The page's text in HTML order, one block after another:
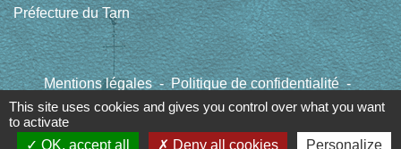
Préfecture du Tarn
Mentions légales - Politique de confidentialité -
Accessibilité - Plan du site - Gestion des cookies
This site uses cookies and gives you control over what you want
to activate
OK, accept all
Deny all cookies Personalize